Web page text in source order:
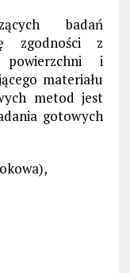
badań
zgodności z
i
materiału
metod jest
gotowych